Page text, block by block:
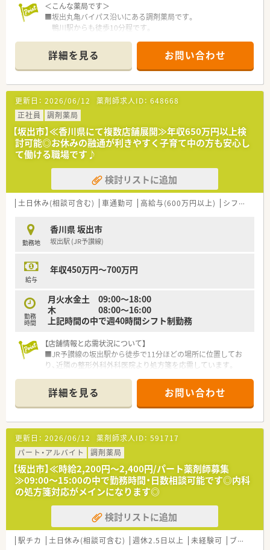
す。
■昇給率は年4.4パーセントから5.8パーセントと業界内でも高
い水準を実現しており、頑張りが給与に直結する仕組みです。
■全国転勤の可否など個人のライフスタイルに合わせた働き方
の選択が可能で、多様なニーズに応える福利厚生が整っていま
す。
＜こんな薬局です＞
■坂出丸亀バイパス沿いにある調剤薬局です。
鴨川駅からも徒歩10分程です。
る店舗です。
■2022年の9月頃に移転したばかりなので、とても綺麗な店舗で
す。
■作業がしやすい様に、調剤室は整理整頓されている綺麗な薬局
です。
■勤務時間や曜日については、まずはご相談ください。
扶養内～相談が可能です。
■健康サポート薬局取得している店舗です。
＜設備も充実＞
■電子薬歴も導入済みです。
Vマス分包機を利用しています。
＜業務内容＞
■近隣にある脳神経外科からの外来対応をメインに対応して頂
■患者様がお薬を飲みやすくするために、一包化も行っていま
す。
■香川県内全域に店舗展開中企業です。
■薬局運営以外にも社会福祉や卸などもグループとして事業展
■奨学金返済のための手当支給制度あります。（5年間）
■スポーツファーマシスト等各種資格取得にも積極的な法人で
す。
＜こんな方にもオススメ＞
■家庭とのバランスを大切にして働きたい方
■経験が浅くても現場で教えて頂ける環境にて、前向きに知識習
等々…
少しでも気になった方はお問い合わせくださいませ。
詳細を見る お問い合わせ
更新日： 2026/06/12 薬剤師求人ID： 648668
正社員
調剤薬局
【坂出市】≪香川県にて複数店舗展開≫年収650万円以上検
討可能◎お休みの融通が利きやすく子育て中の方も安心し
て働ける職場です♪
検討リストに追加
土日休み(相談可含む) 車通勤可 高給与(600万円以上) シフト制
勤務地
香川県 坂出市
坂出駅 (JR予讃線)
給与
年収450万円～700万円
勤務
時間
月火水金土 09:00～18:00
木 08:00～16:00
上記時間の中で週40時間シフト制勤務
【店舗情報と応需状況について】
■JR予讃線の坂出駅から徒歩で11分ほどの場所に位置してお
り、近隣の整形外科外科医院より処方箋を応需しています。
平均50枚ほどの処方箋を薬剤師2名体制で受けています。
■地域の病院とも連携しながら、お薬の飲み合わせや服用のしや
すさについて、患者様一人ひとりの悩みに寄り添っています。
【求人情報について】
■正社員として年収450万円から700万円の間での提示を予定し
ており、一般薬剤師でも高年収を狙うことが可能です。
■薬剤師手当50,000円の支給や通勤手当など諸手当が充実して
おり、年俸制のため毎月の給与が安定しているのが特徴です。
■50代までの方も幅広く相談を受け付けており、年齢に関わら
ずこれまでの経験を正当に評価して給与に反映させています。
【想定される業務内容】
■整形外科や皮膚科をメインとした調剤、監査、服薬指導を通じ
て、地域住民の皆様の健康を支える役割を担っていただきます。
詳細を見る お問い合わせ
更新日： 2026/06/12 薬剤師求人ID： 591717
パート・アルバイト
調剤薬局
【坂出市】≪時給2,200円～2,400円/パート薬剤師募集
≫09:00～15:00の中で勤務時間・日数相談可能です◎内科
の処方箋対応がメインになります◎
検討リストに追加
駅チカ 土日休み(相談可含む) 週休2.5日以上 未経験可 ブランク可